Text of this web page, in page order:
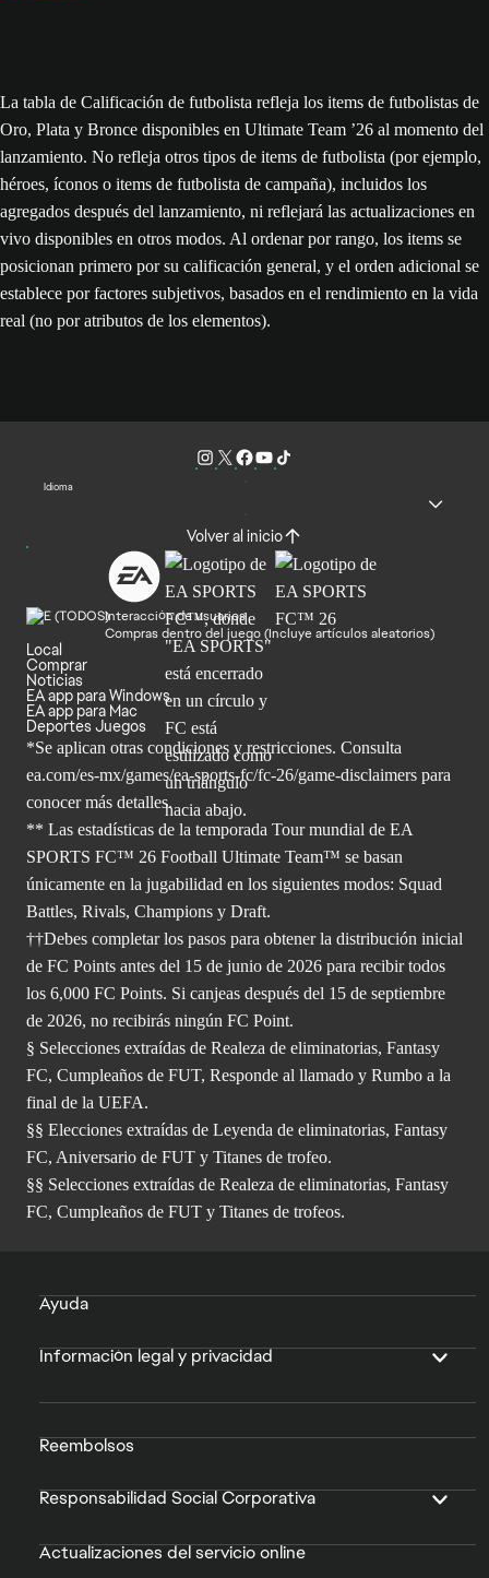
La tabla de Calificación de futbolista refleja los items de futbolistas de
Oro, Plata y Bronce disponibles en Ultimate Team ’26 al momento del
lanzamiento. No refleja otros tipos de items de futbolista (por ejemplo,
héroes, íconos o items de futbolista de campaña), incluidos los
agregados después del lanzamiento, ni reflejará las actualizaciones en
vivo disponibles en otros modos. Al ordenar por rango, los items se
posicionan primero por su calificación general, y el orden adicional se
establece por factores subjetivos, basados en el rendimiento en la vida
real (no por atributos de los elementos).
Idioma
Volver al inicio
Interacción de usuarios
Compras dentro del juego (Incluye artículos aleatorios)
Local
Comprar
Noticias
EA app para Windows
EA app para Mac
Deportes Juegos
*Se aplican otras condiciones y restricciones. Consulta
ea.com/es-mx/games/ea-sports-fc/fc-26/game-disclaimers para
conocer más detalles.
** Las estadísticas de la temporada Tour mundial de EA
SPORTS FC™ 26 Football Ultimate Team™ se basan
únicamente en la jugabilidad en los siguientes modos: Squad
Battles, Rivals, Champions y Draft.
††Debes completar los pasos para obtener la distribución inicial
de FC Points antes del 15 de junio de 2026 para recibir todos
los 6,000 FC Points. Si canjeas después del 15 de septiembre
de 2026, no recibirás ningún FC Point.
§ Selecciones extraídas de Realeza de eliminatorias, Fantasy
FC, Cumpleaños de FUT, Responde al llamado y Rumbo a la
final de la UEFA.
§§ Elecciones extraídas de Leyenda de eliminatorias, Fantasy
FC, Aniversario de FUT y Titanes de trofeo.
§§ Selecciones extraídas de Realeza de eliminatorias, Fantasy
FC, Cumpleaños de FUT y Titanes de trofeos.
Ayuda
Información legal y privacidad
Reembolsos
Responsabilidad Social Corporativa
Actualizaciones del servicio online